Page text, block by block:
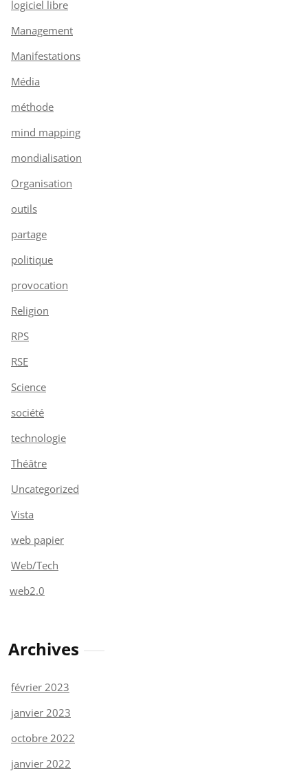
logiciel libre
Management
Manifestations
Média
méthode
mind mapping
mondialisation
Organisation
outils
partage
politique
provocation
Religion
RPS
RSE
Science
société
technologie
Théâtre
Uncategorized
Vista
web papier
Web/Tech
web2.0
Archives
février 2023
janvier 2023
octobre 2022
janvier 2022